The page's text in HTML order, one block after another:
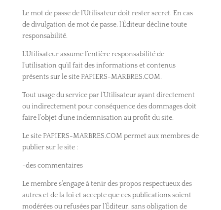
Le mot de passe de l’Utilisateur doit rester secret. En cas
de divulgation de mot de passe, l’Éditeur décline toute
responsabilité.
L’Utilisateur assume l’entière responsabilité de
l’utilisation qu’il fait des informations et contenus
présents sur le site PAPIERS-MARBRES.COM.
Tout usage du service par l’Utilisateur ayant directement
ou indirectement pour conséquence des dommages doit
faire l’objet d’une indemnisation au profit du site.
Le site PAPIERS-MARBRES.COM permet aux membres de
publier sur le site :
-des commentaires
Le membre s’engage à tenir des propos respectueux des
autres et de la loi et accepte que ces publications soient
modérées ou refusées par l’Éditeur, sans obligation de